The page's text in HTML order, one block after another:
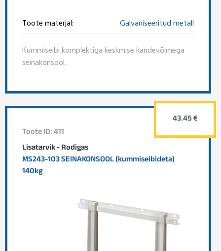
Toote materjal: Galvaniseeritud metall
Kummiseibi komplektiga keskmise kandevõimega
seinakonsool.
Toote ID: 411
Lisatarvik - Rodigas
MS243-103 SEINAKONSOOL (kummiseibideta)
140kg
43.45 €